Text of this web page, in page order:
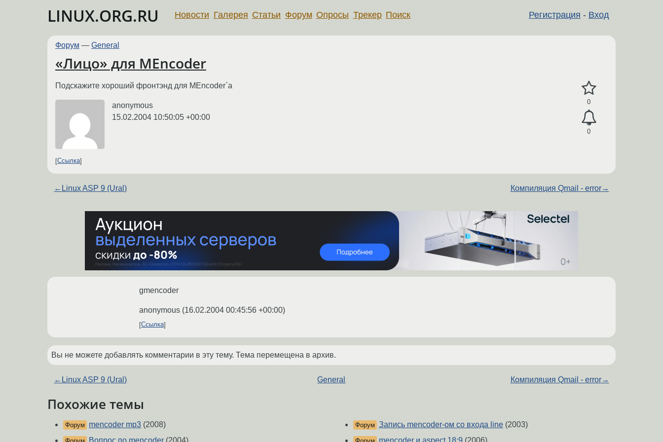
LINUX.ORG.RU Регистрация - Вход
Новости Галерея Статьи Форум Опросы Трекер Поиск
Форум — General
«Лицо» для MEncoder
0
0
Подскажите хороший фронтэнд для MEncoder`а
anonymous
15.02.2004 10:50:05 +00:00
Ссылка
← Linux ASP 9 (Ural) Компиляция Qmail - error→
gmencoder
anonymous (16.02.2004 00:45:56 +00:00)
Ссылка
Вы не можете добавлять комментарии в эту тему. Тема перемещена в архив.
← Linux ASP 9 (Ural) General Компиляция Qmail - error→
Похожие темы
Форум mencoder mp3 (2008) Форум Запись mencoder-ом со входа line(2003)